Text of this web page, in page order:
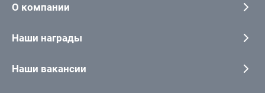
О компании
Наши награды
Наши вакансии